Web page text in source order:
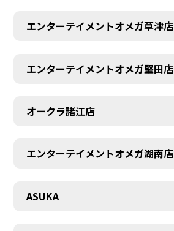
CONTACT
エンターテイメントオメガ草津店
エンターテイメントオメガ堅田店
オークラ諸江店
エンターテイメントオメガ湖南店
ASUKA